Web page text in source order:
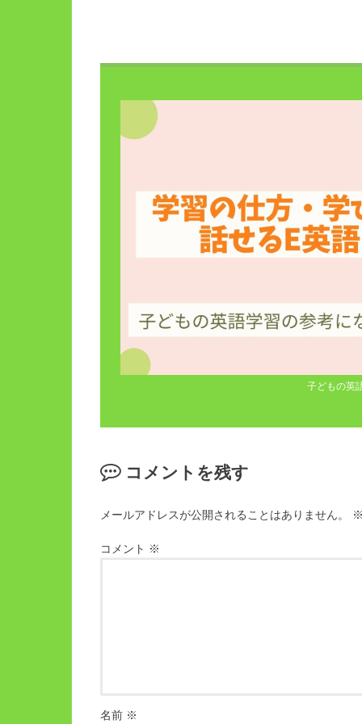
子どもの英
コメントを残す
メールアドレスが公開されることはありません。
コメント ※
名前 ※